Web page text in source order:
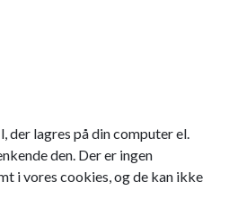
der lagres på din computer el.
den. Der er ingen
i vores cookies, og de kan ikke